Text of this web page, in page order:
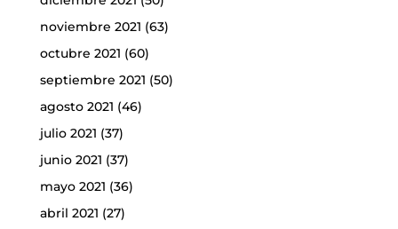
noviembre 2021 (63)
octubre 2021 (60)
septiembre 2021 (50)
agosto 2021 (46)
julio 2021 (37)
junio 2021 (37)
mayo 2021 (36)
abril 2021 (27)